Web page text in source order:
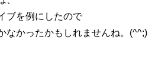
ブを例にしたので
なかったかもしれませんね。(^^;)